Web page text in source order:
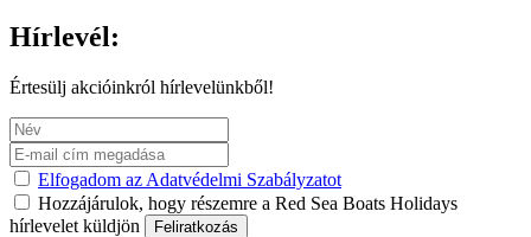
Hírlevél:
Értesülj akcióinkról hírlevelünkből!
Elfogadom az Adatvédelmi Szabályzatot
Hozzájárulok, hogy részemre a Red Sea Boats Holidays
hírlevelet küldjön
Feliratkozás